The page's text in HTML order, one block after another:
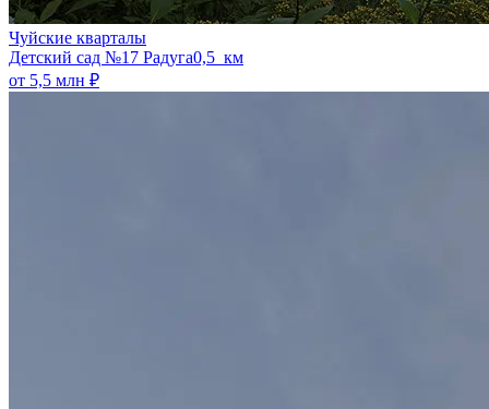
Чуйские кварталы
​Детский сад №17 Радуга0,5 км
от 5,5 млн ₽